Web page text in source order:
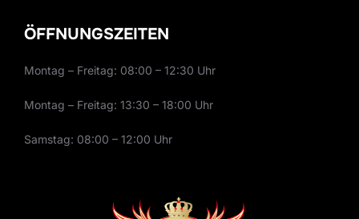
ÖFFNUNGSZEITEN
Montag – Freitag: 08:00 – 12:30 Uhr
Montag – Freitag: 13:30 – 18:00 Uhr
Samstag: 08:00 – 12:00 Uhr